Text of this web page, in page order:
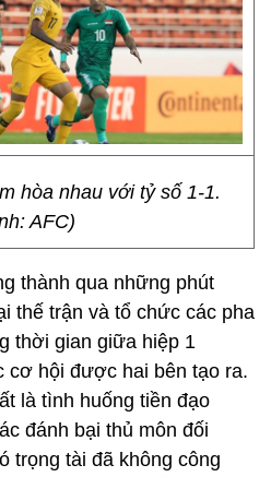
hòa nhau với tỷ số 1-1.
AFC)
thành qua những phút
thế trận và tổ chức các pha
thời gian giữa hiệp 1
cơ hội được hai bên tạo ra.
là tình huống tiền đạo
đánh bại thủ môn đối
trọng tài đã không công